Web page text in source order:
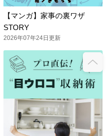
【マンガ】家事の裏ワザ
STORY
2026年07年24日更新